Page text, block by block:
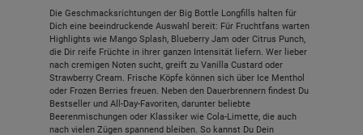
Die Geschmacksrichtungen der Big Bottle Longfills halten für
Dich eine beeindruckende Auswahl bereit: Für Fruchtfans warten
Highlights wie Mango Splash, Blueberry Jam oder Citrus Punch,
die Dir reife Früchte in ihrer ganzen Intensität liefern. Wer lieber
nach cremigen Noten sucht, greift zu Vanilla Custard oder
Strawberry Cream. Frische Köpfe können sich über Ice Menthol
oder Frozen Berries freuen. Neben den Dauerbrennern findest Du
Bestseller und All-Day-Favoriten, darunter beliebte
Beerenmischungen oder Klassiker wie Cola-Limette, die auch
nach vielen Zügen spannend bleiben. So kannst Du Dein